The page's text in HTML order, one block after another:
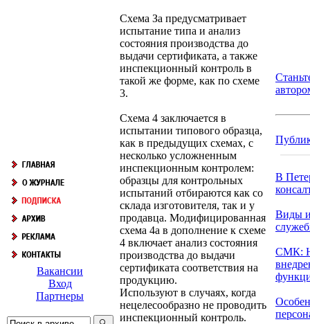
Вакансии
Вход
Партнеры
Схема За предусматривает
испытание типа и анализ
состояния производства до
выдачи сертификата, а также
инспекционный контроль в
такой же форме, как по схеме
3.
Схема 4 заключается в
испытании типового образца,
как в предыдущих схемах, с
несколько усложненным
инспекционным контролем:
образцы для контрольных
испытаний отбираются как со
склада изготовителя, так и у
продавца. Модифицированная
схема 4а в дополнение к схеме
4 включает анализ состояния
производства до выдачи
сертификата соответствия на
продукцию.
Используют в случаях, когда
нецелесообразно не проводить
инспекционный контроль.
В
Виды
СМК: